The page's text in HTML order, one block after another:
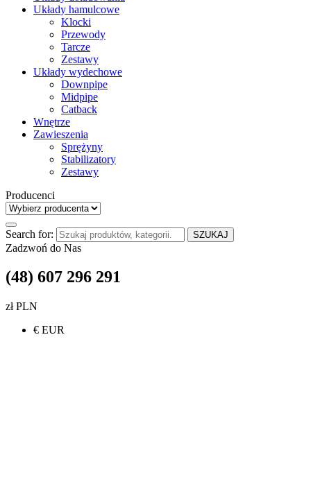
Układy hamulcowe
Klocki
Przewody
Tarcze
Zestawy
Układy wydechowe
Downpipe
Midpipe
Catback
Wnętrze
Zawieszenia
Sprężyny
Stabilizatory
Zestawy
Producenci
Search for: SZUKAJ
Zadzwoń do Nas
(48) 607 296 291
zł PLN
€ EUR